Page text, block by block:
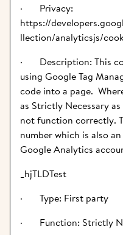
·       Privacy:
https://
llection/analyticsjs/
·       Description:
using Google Tag
code into a page.
as Strictly Necessary
not function correctly.
number which is also
Google Analytics
_hjTLDTest
·       Type: First party
·       Function: Strictly